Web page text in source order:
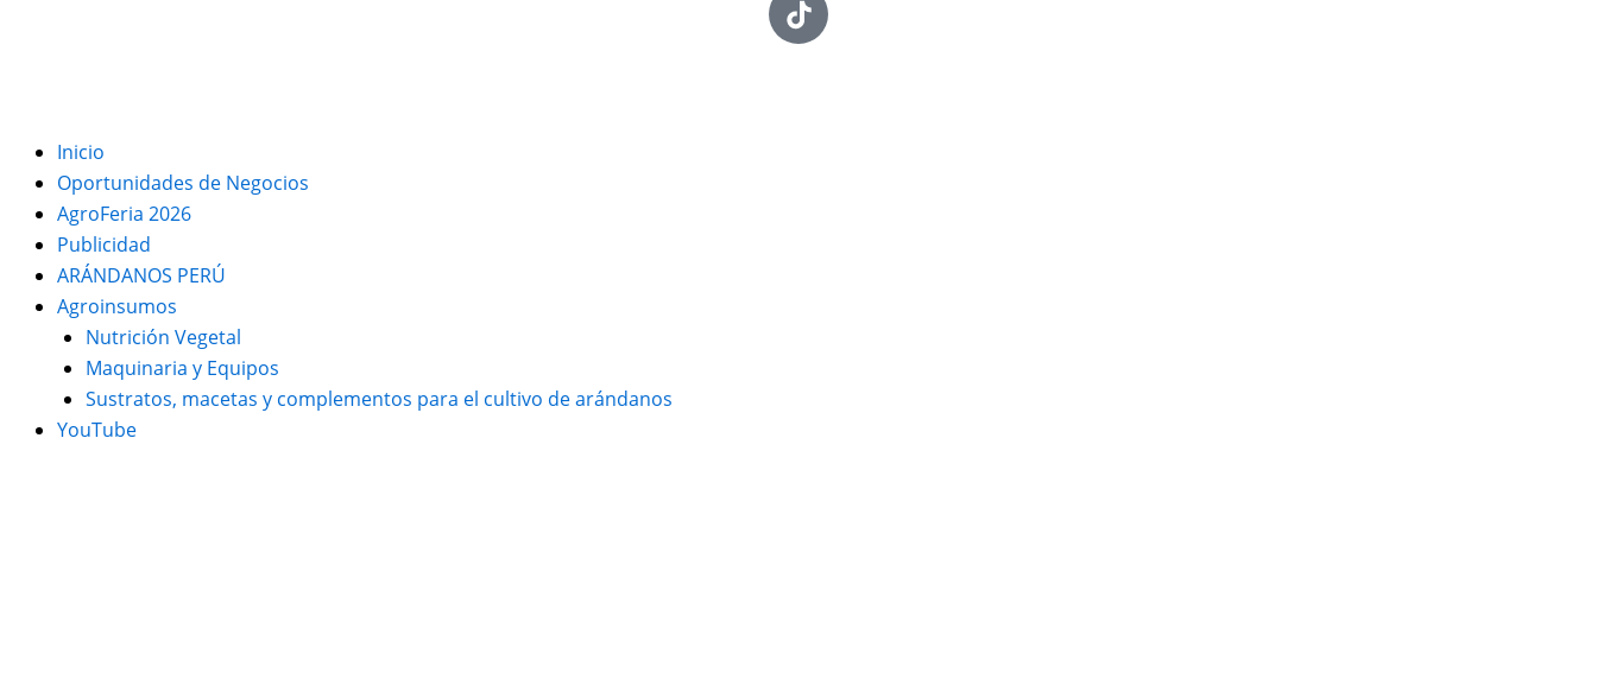
Inicio
Oportunidades de Negocios
AgroFeria 2026
Publicidad
ARÁNDANOS PERÚ
Agroinsumos
Nutrición Vegetal
Maquinaria y Equipos
Sustratos, macetas y complementos para el cultivo de arándanos
YouTube